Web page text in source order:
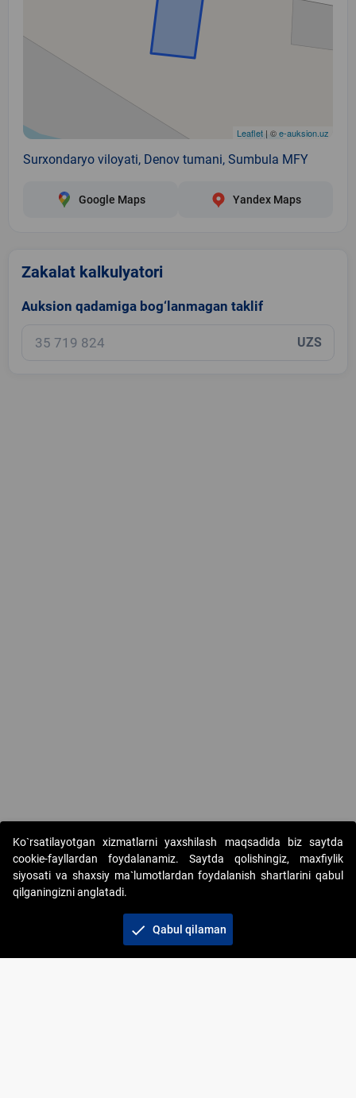
Leaflet | ©e-auksion.uz
Surxondaryo viloyati, Denov tumani, Sumbula MFY
Google Maps Yandex Maps
Zakalat kalkulyatori
Auksion qadamiga bog‘lanmagan taklif
UZS
Copyright © 2017-2026. "Elektron onlayn-auksionlarni
tashkil etish" AJ. Barcha huquqlar himoyalangan
Ko`rsatilayotgan xizmatlarni yaxshilash maqsadida biz saytda
cookie-fayllardan foydalanamiz. Saytda qolishingiz, maxfiylik
siyosati va shaxsiy ma`lumotlardan foydalanish shartlarini qabul
qilganingizni anglatadi.
check Qabul qilaman